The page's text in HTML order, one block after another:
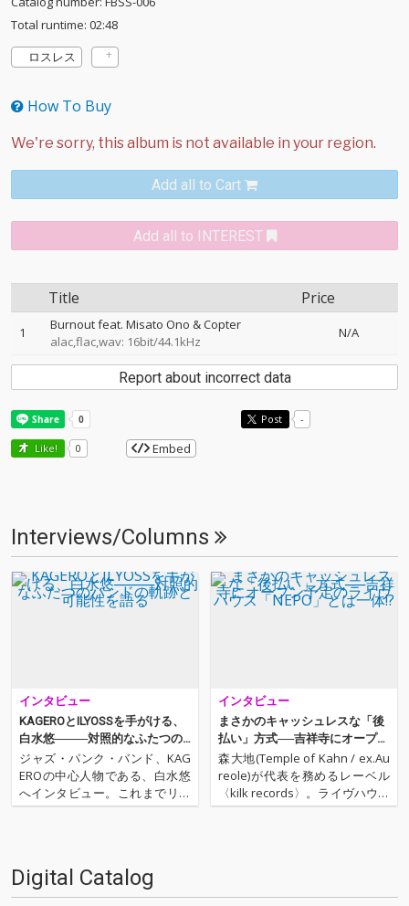
Total runtime: 02:48
ロスレス
How To Buy
Add all to Cart
Add all to INTEREST
Title Price
1
Burnout feat. Misato Ono & Copter
alac,flac,wav: 16bit/44.1kHz
N/A
Report about incorrect data
Post -
Like! 0 Embed
Interviews/Columns
インタビュー
KAGEROとILYOSSを手がける、
白水悠────対照的なふたつの
バンドの軌跡と可能性を語る
ジャズ・パンク・バンド、KAG
EROの中心人物である、白水悠
へインタビュー。これまでリリ
ースしてきた全70曲を再録音
D”をテーマに掲げ、同年6月9日
に終…
インタビュー
まさかのキャッシュレスな「後
払い」方式──吉祥寺にオープン
予定のライヴハウス「NEPO」と
は一体!?
森大地(Temple of Kahn / ex.Au
reole)が代表を務めるレーベル
〈kilk records〉。ライヴハウス
「ヒソミネ」やカフェ「bekka
Digital Catalog